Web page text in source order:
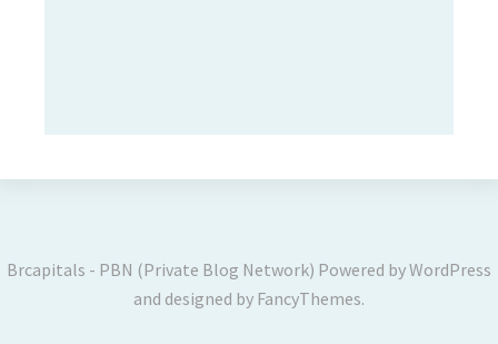
Brcapitals - PBN (Private Blog Network) Powered byWordPress
and designed by FancyThemes.